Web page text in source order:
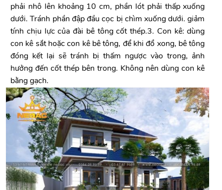
phải nhô lên khoảng 10 cm, phần lót phải thấp xuống
dưới. Tránh phần đập đầu cọc bị chìm xuống dưới. giảm
tính chịu lực của đài bê tông cốt thép.3. Con kê: dùng
con kê sắt hoặc con kê bê tông, để khi đổ xong, bê tông
đóng kết lại sẽ tránh bị thấm ngược vào trong, ảnh
hưởng đến cốt thép bên trong. Không nên dùng con kê
bằng gạch.